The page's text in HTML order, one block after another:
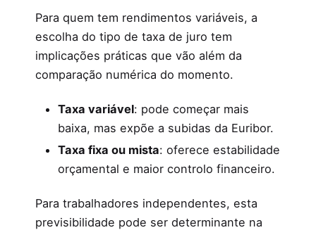
Para quem tem rendimentos variáveis, a
escolha do tipo de taxa de juro tem
implicações práticas que vão além da
comparação numérica do momento.
Taxa variável: pode começar mais
baixa, mas expõe a subidas da Euribor.
Taxa fixa ou mista: oferece estabilidade
orçamental e maior controlo financeiro.
Para trabalhadores independentes, esta
previsibilidade pode ser determinante na